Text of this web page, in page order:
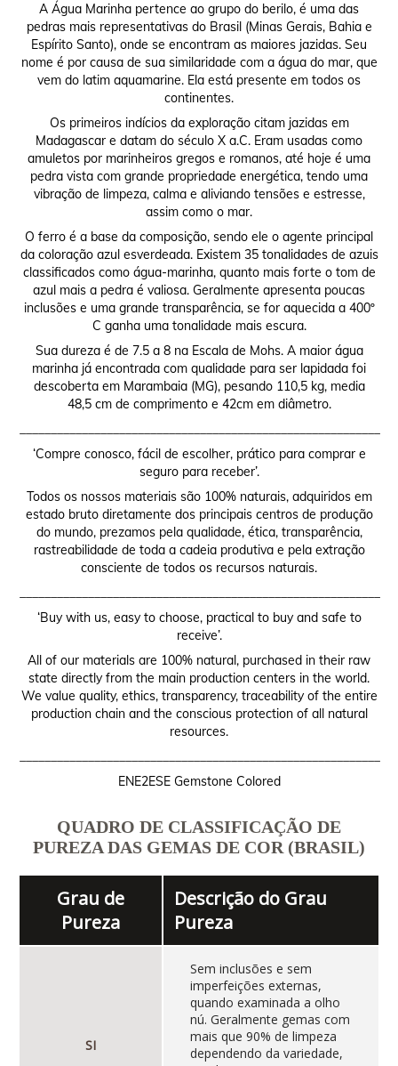
A Água Marinha pertence ao grupo do berilo, é uma das
pedras mais representativas do Brasil (Minas Gerais, Bahia e
Espírito Santo), onde se encontram as maiores jazidas. Seu
nome é por causa de sua similaridade com a água do mar, que
vem do latim aquamarine. Ela está presente em todos os
continentes.
Os primeiros indícios da exploração citam jazidas em
Madagascar e datam do século X a.C. Eram usadas como
amuletos por marinheiros gregos e romanos, até hoje é uma
pedra vista com grande propriedade energética, tendo uma
vibração de limpeza, calma e aliviando tensões e estresse,
assim como o mar.
O ferro é a base da composição, sendo ele o agente principal
da coloração azul esverdeada. Existem 35 tonalidades de azuis
classificados como água-marinha, quanto mais forte o tom de
azul mais a pedra é valiosa. Geralmente apresenta poucas
inclusões e uma grande transparência, se for aquecida a 400º
C ganha uma tonalidade mais escura.
Sua dureza é de 7.5 a 8 na Escala de Mohs. A maior água
marinha já encontrada com qualidade para ser lapidada foi
descoberta em Marambaia (MG), pesando 110,5 kg, media
48,5 cm de comprimento e 42cm em diâmetro.
‘Compre conosco, fácil de escolher, prático para comprar e
seguro para receber’.
Todos os nossos materiais são 100% naturais, adquiridos em
estado bruto diretamente dos principais centros de produção
do mundo, prezamos pela qualidade, ética, transparência,
rastreabilidade de toda a cadeia produtiva e pela extração
consciente de todos os recursos naturais.
‘Buy with us, easy to choose, practical to buy and safe to
receive’.
All of our materials are 100% natural, purchased in their raw
state directly from the main production centers in the world.
We value quality, ethics, transparency, traceability of the entire
production chain and the conscious protection of all natural
resources.
ENE2ESE Gemstone Colored
QUADRO DE CLASSIFICAÇÃO DE
PUREZA DAS GEMAS DE COR (BRASIL)
Grau de
Pureza
Descrição do Grau
Pureza
SI
Sem inclusões e sem
imperfeições externas,
quando examinada a olho
nú. Geralmente gemas com
mais que 90% de limpeza
dependendo da variedade,